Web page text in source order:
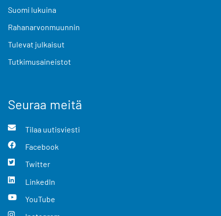
Suomi lukuina
Rahanarvonmuunnin
Tulevat julkaisut
Tutkimusaineistot
Seuraa meitä
Tilaa uutisviesti
Facebook
Twitter
LinkedIn
YouTube